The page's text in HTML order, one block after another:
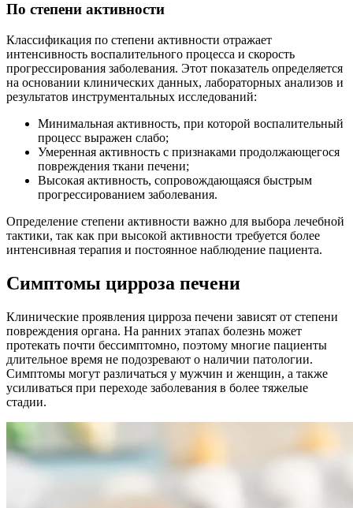
По степени активности
Классификация по степени активности отражает
интенсивность воспалительного процесса и скорость
прогрессирования заболевания. Этот показатель определяется
на основании клинических данных, лабораторных анализов и
результатов инструментальных исследований:
Минимальная активность, при которой воспалительный
процесс выражен слабо;
Умеренная активность с признаками продолжающегося
повреждения ткани печени;
Высокая активность, сопровождающаяся быстрым
прогрессированием заболевания.
Определение степени активности важно для выбора лечебной
тактики, так как при высокой активности требуется более
интенсивная терапия и постоянное наблюдение пациента.
Симптомы цирроза печени
Клинические проявления цирроза печени зависят от степени
повреждения органа. На ранних этапах болезнь может
протекать почти бессимптомно, поэтому многие пациенты
длительное время не подозревают о наличии патологии.
Симптомы могут различаться у мужчин и женщин, а также
усиливаться при переходе заболевания в более тяжелые
стадии.